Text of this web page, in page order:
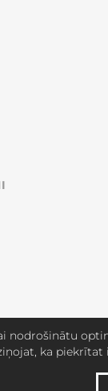
nodrošinātu
ka piekrītat